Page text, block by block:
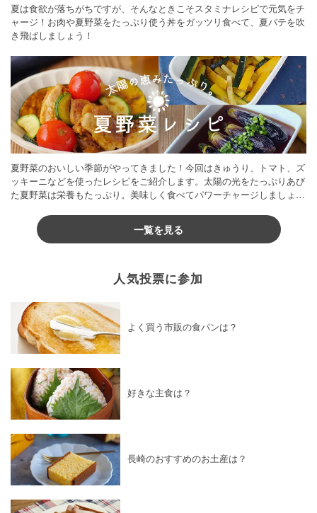
夏は食欲が落ちがちですが、そんなときこそスタミナレシピで元気をチ
ャージ！お肉や夏野菜をたっぷり使う丼をガッツリ食べて、夏バテを吹
き飛ばしましょう！
夏野菜のおいしい季節がやってきました！今回はきゅうり、トマト、ズ
ッキーニなどを使ったレシピをご紹介します。太陽の光をたっぷりあび
た夏野菜は栄養もたっぷり。美味しく食べてパワーチャージしましょう
一覧を見る
人気投票に参加
よく買う市販の食パンは？
好きな主食は？
長崎のおすすめのお土産は？